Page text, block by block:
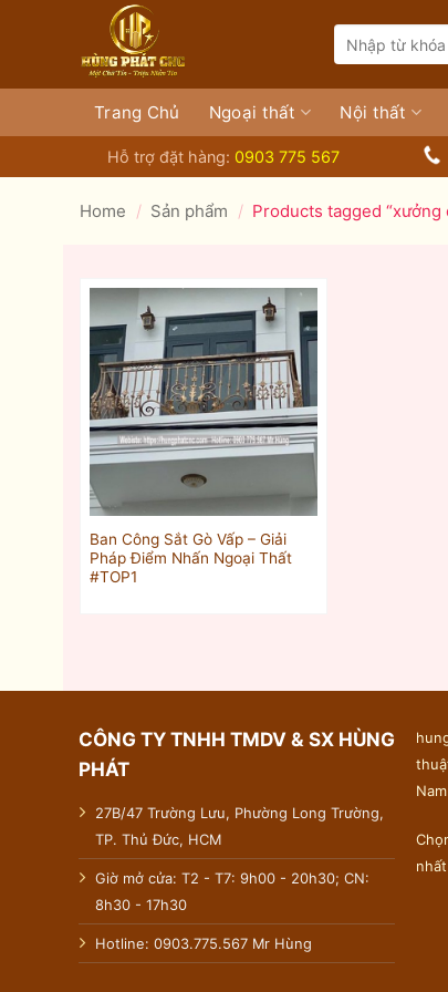
dung
for:
Trang Chủ Ngoại thất Nội thất
Hỗ trợ đặt hàng: 0903 775 567
Home / Sản phẩm / Products tagged “xưởng
Ban Công Sắt Gò Vấp – Giải
Pháp Điểm Nhấn Ngoại Thất
#TOP1
CÔNG TY TNHH TMDV & SX HÙNG
PHÁT
27B/47 Trường Lưu, Phường Long Trường,
TP. Thủ Đức, HCM
Giờ mở cửa: T2 - T7: 9h00 - 20h30; CN:
8h30 - 17h30
Hotline: 0903.775.567 Mr Hùng
Nam